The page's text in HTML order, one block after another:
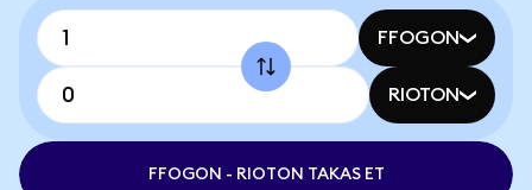
FFOGON
RIOTON
FFOGON - RIOTON TAKAS ET